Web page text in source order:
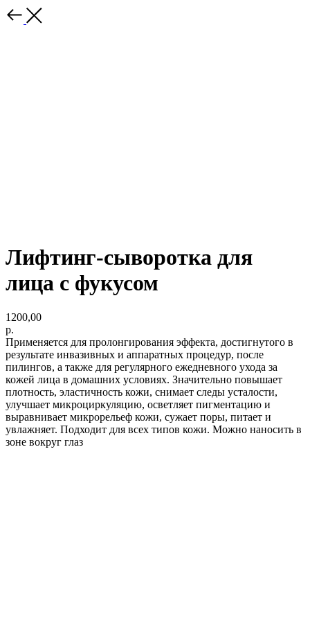
Лифтинг-сыворотка для
лица с фукусом
1200,00
р.
Применяется для пролонгирования эффекта, достигнутого в
результате инвазивных и аппаратных процедур, после
пилингов, а также для регулярного ежедневного ухода за
кожей лица в домашних условиях. Значительно повышает
плотность, эластичность кожи, снимает следы усталости,
улучшает микроциркуляцию, осветляет пигментацию и
выравнивает микрорельеф кожи, сужает поры, питает и
увлажняет. Подходит для всех типов кожи. Можно наносить в
зоне вокруг глаз